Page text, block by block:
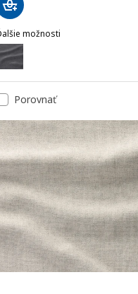
možnosti
VIMLE, Poťah na
Porovnať